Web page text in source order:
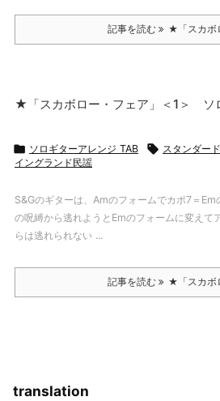
記事を読む ★「スカボ
★「スカボロー・フェア」＜1＞ ソ
 ソロギターアレンジ TAB  スタンダード
イングランド民謡
S&Gのギターは、Amのフォームでカポ7＝
の呪縛から逃れようとEmのフォームに変えて
らは逃れられない ...
記事を読む ★「スカボ
translation